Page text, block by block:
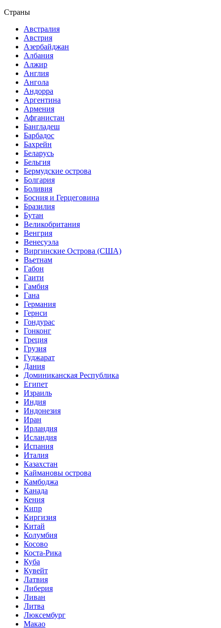
Страны
Австралия
Австрия
Азербайджан
Албания
Алжир
Англия
Ангола
Андорра
Аргентина
Армения
Афганистан
Бангладеш
Барбадос
Бахрейн
Беларусь
Бельгия
Бермудские острова
Болгария
Боливия
Босния и Герцеговина
Бразилия
Бутан
Великобритания
Венгрия
Венесуэла
Виргинские Острова (США)
Вьетнам
Габон
Гаити
Гамбия
Гана
Германия
Гернси
Гондурас
Гонконг
Греция
Грузия
Гуджарат
Дания
Доминиканская Республика
Египет
Израиль
Индия
Индонезия
Иран
Ирландия
Исландия
Испания
Италия
Казахстан
Каймановы острова
Камбоджа
Канада
Кения
Кипр
Киргизия
Китай
Колумбия
Косово
Коста-Рика
Куба
Кувейт
Латвия
Либерия
Ливан
Литва
Люксембург
Макао